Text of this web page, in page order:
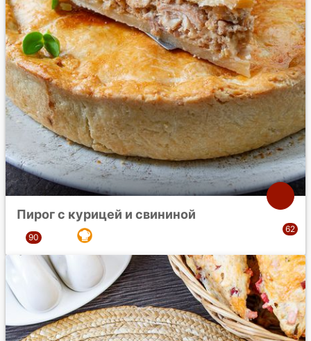
Пирог с курицей и свининой